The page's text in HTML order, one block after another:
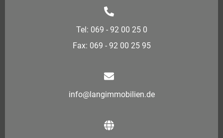
Tel: 069 - 92 00 25 0
Fax: 069 - 92 00 25 95
info@langimmobilien.de